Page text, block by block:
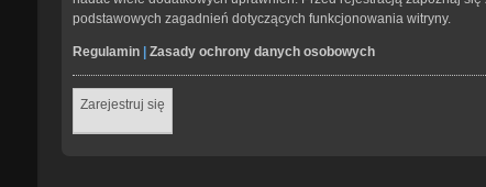
podstawowych zagadnień dotyczących funkcjonowania witryny.
Regulamin| Zasady ochrony danych osobowych
Zarejestruj się